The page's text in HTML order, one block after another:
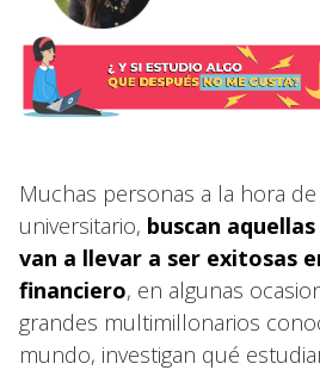
Muchas personas a la hora
universitario, buscan
van a llevar a ser exitosas
financiero, en algunas
grandes multimillonarios
mundo, investigan qué